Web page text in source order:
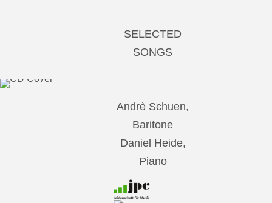
SELECTED
SONGS
Andrè Schuen,
Baritone
Daniel Heide,
Piano